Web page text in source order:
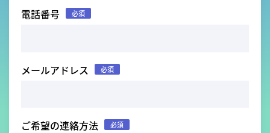
電話番号 必須
メールアドレス 必須
ご希望の連絡方法 必須